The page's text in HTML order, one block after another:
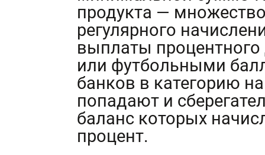
продукта —
регулярного
выплаты
или футбольными
банков в категорию
попадают и
баланс которых
процент.